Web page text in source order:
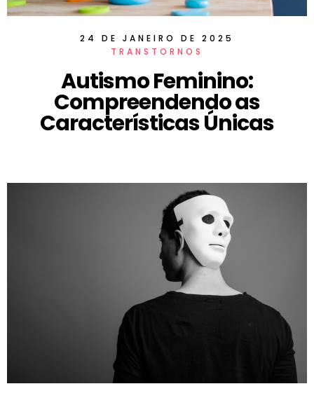
24 DE JANEIRO DE 2025
TRANSTORNOS
Autismo Feminino:
Compreendendo as
Características Únicas